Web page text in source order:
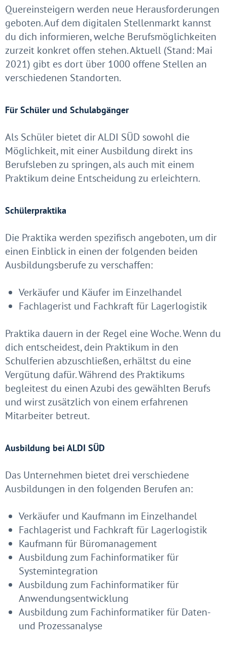
Quereinsteigern werden neue Herausforderungen
geboten. Auf dem digitalen Stellenmarkt kannst
du dich informieren, welche Berufsmöglichkeiten
zurzeit konkret offen stehen. Aktuell (Stand: Mai
2021) gibt es dort über 1000 offene Stellen an
verschiedenen Standorten.
Für Schüler und Schulabgänger
Als Schüler bietet dir ALDI SÜD sowohl die
Möglichkeit, mit einer Ausbildung direkt ins
Berufsleben zu springen, als auch mit einem
Praktikum deine Entscheidung zu erleichtern.
Schülerpraktika
Die Praktika werden spezifisch angeboten, um dir
einen Einblick in einen der folgenden beiden
Ausbildungsberufe zu verschaffen:
Verkäufer und Käufer im Einzelhandel
Fachlagerist und Fachkraft für Lagerlogistik
Praktika dauern in der Regel eine Woche. Wenn du
dich entscheidest, dein Praktikum in den
Schulferien abzuschließen, erhältst du eine
Vergütung dafür. Während des Praktikums
begleitest du einen Azubi des gewählten Berufs
und wirst zusätzlich von einem erfahrenen
Mitarbeiter betreut.
Ausbildung bei ALDI SÜD
Das Unternehmen bietet drei verschiedene
Ausbildungen in den folgenden Berufen an:
Verkäufer und Kaufmann im Einzelhandel
Fachlagerist und Fachkraft für Lagerlogistik
Kaufmann für Büromanagement
Ausbildung zum Fachinformatiker für
Systemintegration
Ausbildung zum Fachinformatiker für
Anwendungsentwicklung
Ausbildung zum Fachinformatiker für Daten-
und Prozessanalyse